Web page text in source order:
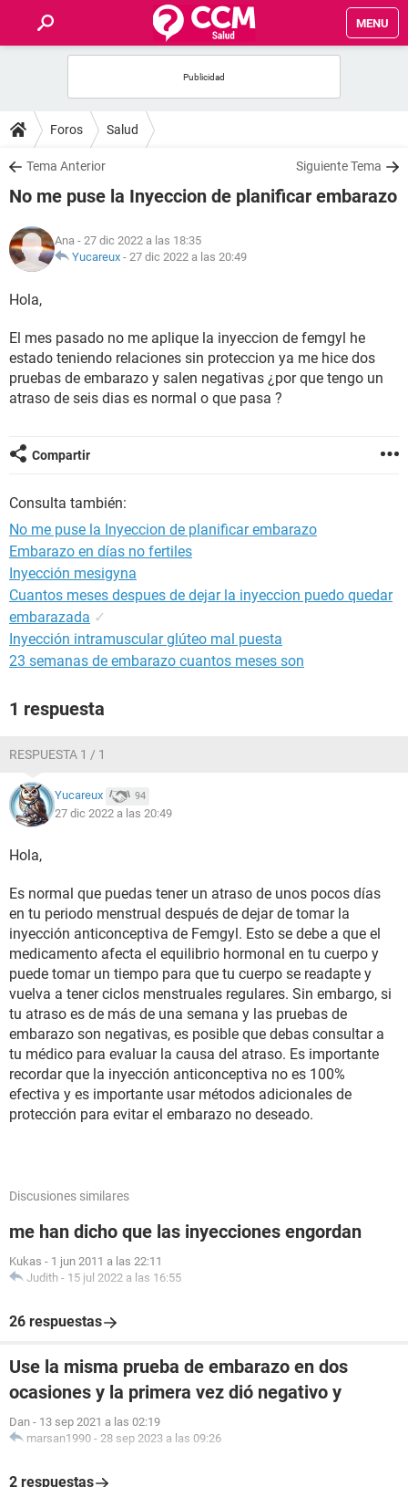
MENU
FOROS
SALUD
NUTRICIÓN
BIENESTAR
SEXUALIDAD
GLOSARIO
Foros Salud
Tema Anterior Siguiente Tema
No me puse la Inyeccion de planificar embarazo
Ana - 27 dic 2022 a las 18:35
Yucareux - 27 dic 2022 a las 20:49
Hola,
El mes pasado no me aplique la inyeccion de femgyl he
estado teniendo relaciones sin proteccion ya me hice dos
pruebas de embarazo y salen negativas ¿por que tengo un
atraso de seis dias es normal o que pasa ?
Compartir
Consulta también:
No me puse la Inyeccion de planificar embarazo
Embarazo en días no fertiles
Inyección mesigyna
Cuantos meses despues de dejar la inyeccion puedo quedar
embarazada ✓
Inyección intramuscular glúteo mal puesta
23 semanas de embarazo cuantos meses son
1 respuesta
RESPUESTA 1 / 1
Yucareux 94
27 dic 2022 a las 20:49
Hola,
Es normal que puedas tener un atraso de unos pocos días
en tu periodo menstrual después de dejar de tomar la
inyección anticonceptiva de Femgyl. Esto se debe a que el
medicamento afecta el equilibrio hormonal en tu cuerpo y
puede tomar un tiempo para que tu cuerpo se readapte y
vuelva a tener ciclos menstruales regulares. Sin embargo, si
tu atraso es de más de una semana y las pruebas de
embarazo son negativas, es posible que debas consultar a
tu médico para evaluar la causa del atraso. Es importante
recordar que la inyección anticonceptiva no es 100%
efectiva y es importante usar métodos adicionales de
protección para evitar el embarazo no deseado.
Discusiones similares
me han dicho que las inyecciones engordan
Kukas - 1 jun 2011 a las 22:11
Judith - 15 jul 2022 a las 16:55
26 respuestas
Use la misma prueba de embarazo en dos
ocasiones y la primera vez dió negativo y
Dan - 13 sep 2021 a las 02:19
marsan1990 - 28 sep 2023 a las 09:26
2 respuestas